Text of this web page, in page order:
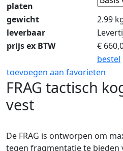
platen
gewicht
2.99
leverbaar
prijs ex BTW
€
bestel
toevoegen aan favorieten
FRAG tactisch
vest
De FRAG is ontworpen om
tegen fragmentatie te bieden